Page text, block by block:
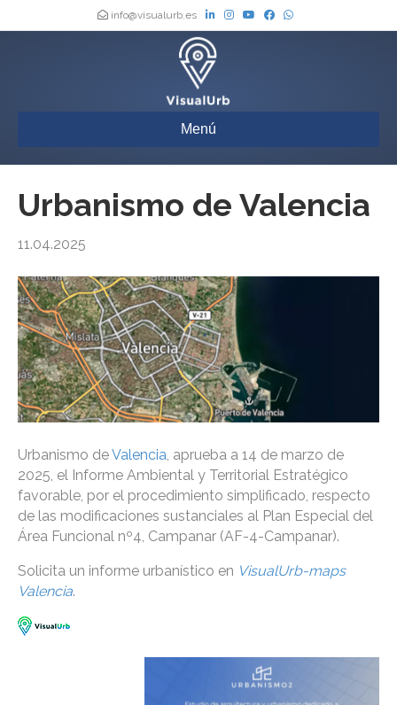
info@visualurb.es
Menú
Urbanismo de Valencia
11.04.2025
Urbanismo deValencia, aprueba a 14 de marzo de
2025, el Informe Ambiental y Territorial Estratégico
favorable, por el procedimiento simplificado, respecto
de las modificaciones sustanciales al Plan Especial del
Área Funcional nº4, Campanar (AF-4-Campanar).
Solicita un informe urbanístico en VisualUrb-maps
Valencia.